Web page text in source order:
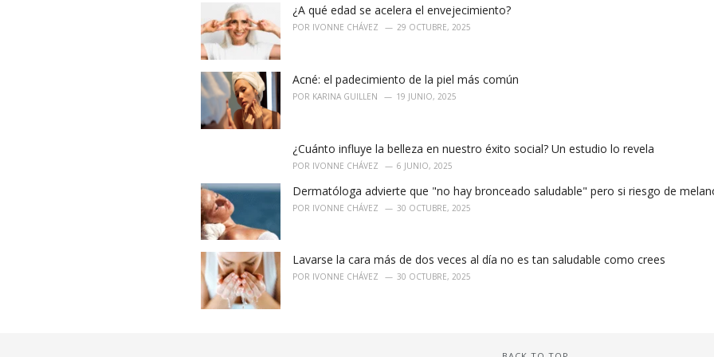
e
s
:
¿A qué edad se acelera el envejecimiento?
POR IVONNE CHÁVEZ 29 OCTUBRE, 2025
Acné: el padecimiento de la piel más común
POR KARINA GUILLEN 19 JUNIO, 2025
¿Cuánto influye la belleza en nuestro éxito social? Un estudio lo revela
POR IVONNE CHÁVEZ 6 JUNIO, 2025
Dermatóloga advierte que "no hay bronceado saludable" pero si riesgo de
POR IVONNE CHÁVEZ 30 OCTUBRE, 2025
Lavarse la cara más de dos veces al día no es tan saludable como crees
POR IVONNE CHÁVEZ 30 OCTUBRE, 2025